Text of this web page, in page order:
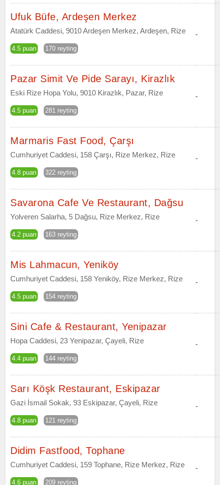
Ufuk Büfe, Ardeşen Merkez
Atatürk Caddesi, 9010 Ardeşen Merkez, Ardeşen, Rize
4.5 puan 170 reyting
-
Pazar Simit Ve Pide Sarayı, Kirazlık
Eski Rize Hopa Yolu, 9010 Kirazlık, Pazar, Rize
4.5 puan 281 reyting
-
Marmaris Fast Food, Çarşı
Cumhuriyet Caddesi, 158 Çarşı, Rize Merkez, Rize
4.8 puan 322 reyting
-
Savarona Cafe Ve Restaurant, Dağsu
Yolveren Salarha, 5 Dağsu, Rize Merkez, Rize
4.2 puan 163 reyting
-
Mis Lahmacun, Yeniköy
Cumhuriyet Caddesi, 158 Yeniköy, Rize Merkez, Rize
4.5 puan 154 reyting
-
Sini Cafe & Restaurant, Yenipazar
Hopa Caddesi, 23 Yenipazar, Çayeli, Rize
4.4 puan 144 reyting
-
Sarı Köşk Restaurant, Eskipazar
Gazi İsmail Sokak, 93 Eskipazar, Çayeli, Rize
4.8 puan 121 reyting
-
Didim Fastfood, Tophane
Cumhuriyet Caddesi, 159 Tophane, Rize Merkez, Rize
4.6 puan 209 reyting
-